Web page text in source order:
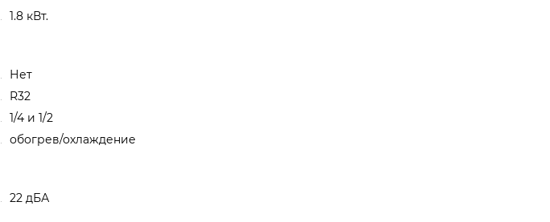
1.8 кВт.
Нет
R32
1/4 и 1/2
обогрев/охлаждение
22 дБА